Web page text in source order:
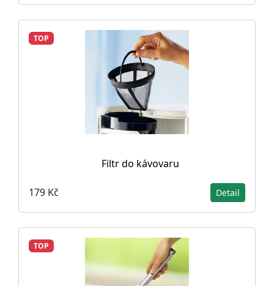
TOP
Filtr do kávovaru
179 Kč Detail
TOP